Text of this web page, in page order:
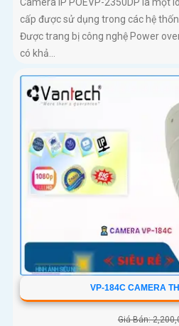
Camera IP POEVP-2350DP là một
cấp được sử dụng trong các hệ
Được trang bị công nghệ Power
có khả...
VP-184C CAMERA
Giá Bán: